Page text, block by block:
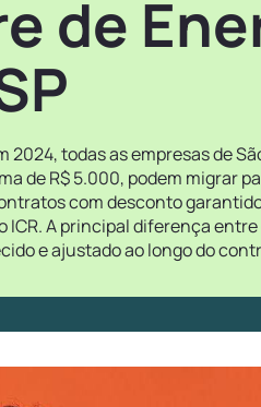
de
2024, todas as empresas de
de R$ 5.000, podem migrar
com desconto
A principal diferença
e ajustado ao longo do